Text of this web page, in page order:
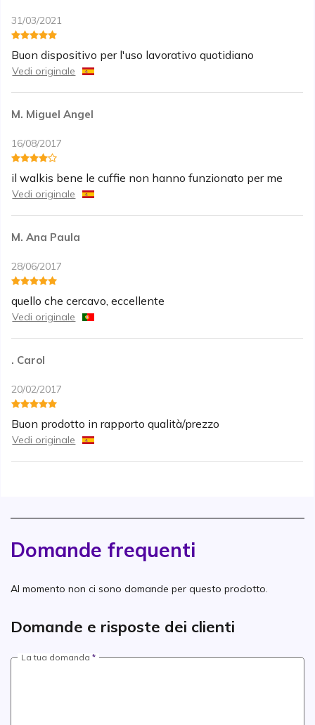
31/03/2021
Buon dispositivo per l'uso lavorativo quotidiano
Vedi originale
M. Miguel Angel
16/08/2017
il walkis bene le cuffie non hanno funzionato per me
Vedi originale
M. Ana Paula
28/06/2017
quello che cercavo, eccellente
Vedi originale
. Carol
20/02/2017
Buon prodotto in rapporto qualità/prezzo
Vedi originale
Domande frequenti
Al momento non ci sono domande per questo prodotto.
Domande e risposte dei clienti
La tua domanda